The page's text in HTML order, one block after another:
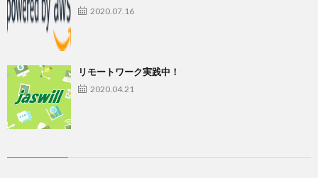
2020.07.16
リモートワーク実践中！
2020.04.21